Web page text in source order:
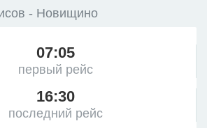
- Новищино
07:05
первый рейс
16:30
последний рейс